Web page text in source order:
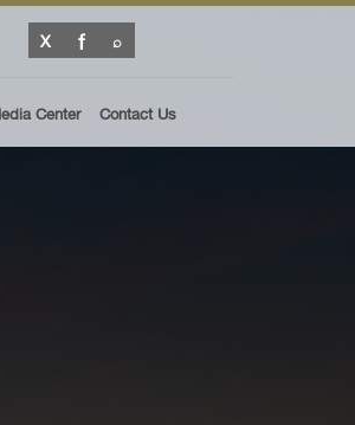
Center Contact Us